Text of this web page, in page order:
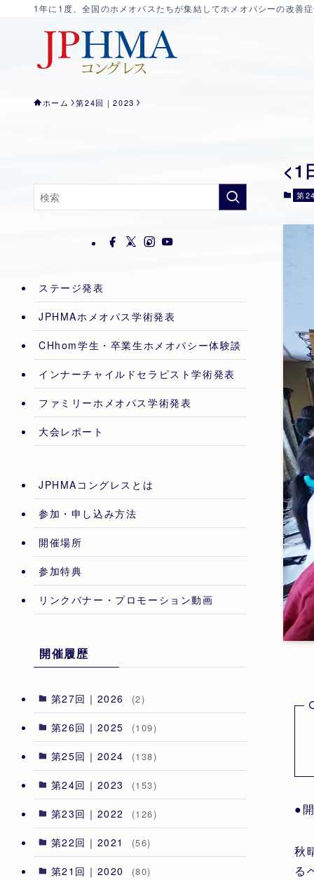
1年に1度、全国のホメオパスたちが集結してホメオパシーの改善
ホーム 第24回｜2023
<1
第
●
秋
る
ステージ発表
JPHMAホメオパス学術発表
CHhom学生・卒業生ホメオパシー体験談
インナーチャイルドセラピスト学術発表
ファミリーホメオパス学術発表
大会レポート
JPHMAコングレスとは
参加・申し込み方法
開催場所
参加特典
リンクバナー・プロモーション動画
開催履歴
第27回｜2026 (2)
第26回｜2025 (109)
第25回｜2024 (138)
第24回｜2023 (153)
第23回｜2022 (126)
第22回｜2021 (56)
第21回｜2020 (80)